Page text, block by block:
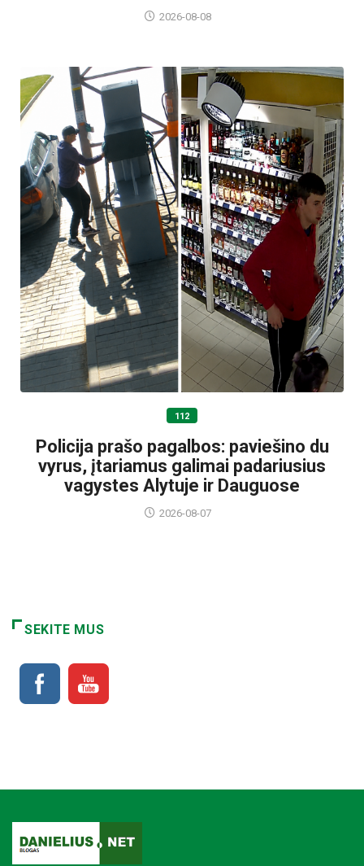
2026-08-08
112
Policija prašo pagalbos: paviešino du
vyrus, įtariamus galimai padariusius
vagystes Alytuje ir Dauguose
2026-08-07
SEKITE MUS